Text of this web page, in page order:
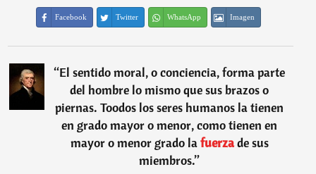
Facebook Twitter WhatsApp Imagen
“El sentido moral, o conciencia, forma parte
del hombre lo mismo que sus brazos o
piernas. Toodos los seres humanos la tienen
en grado mayor o menor, como tienen en
mayor o menor grado lafuerzade sus
miembros.”